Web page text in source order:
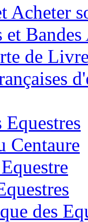
Acheter
de
Equestres
Centaure
des